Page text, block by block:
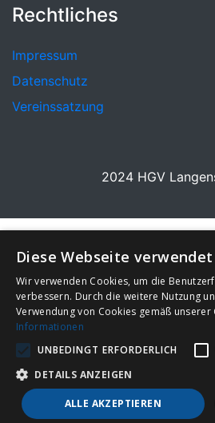
Rechtliches
Impressum
Datenschutz
Vereinssatzung
2024 HGV
Diese Webseite verwendet
Wir verwenden Cookies, um die
verbessern. Durch die weitere Nutzung
Verwendung von Cookies gemäß unserer
Informationen
UNBEDINGT ERFORDERLICH
DETAILS ANZEIGEN
ALLE AKZEPTIEREN